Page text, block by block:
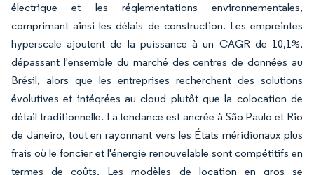
électrique et les réglementations environnementales,
comprimant ainsi les délais de construction. Les empreintes
hyperscale ajoutent de la puissance à un CAGR de 10,1%,
dépassant l'ensemble du marché des centres de données au
Brésil, alors que les entreprises recherchent des solutions
évolutives et intégrées au cloud plutôt que la colocation de
détail traditionnelle. La tendance est ancrée à São Paulo et Rio
de Janeiro, tout en rayonnant vers les États méridionaux plus
frais où le foncier et l'énergie renouvelable sont compétitifs en
termes de coûts. Les modèles de location en gros se